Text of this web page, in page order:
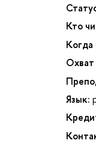
Кто
Когда
Охват
Язык: